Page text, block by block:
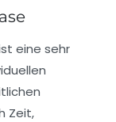
eine sehr
Zeit,